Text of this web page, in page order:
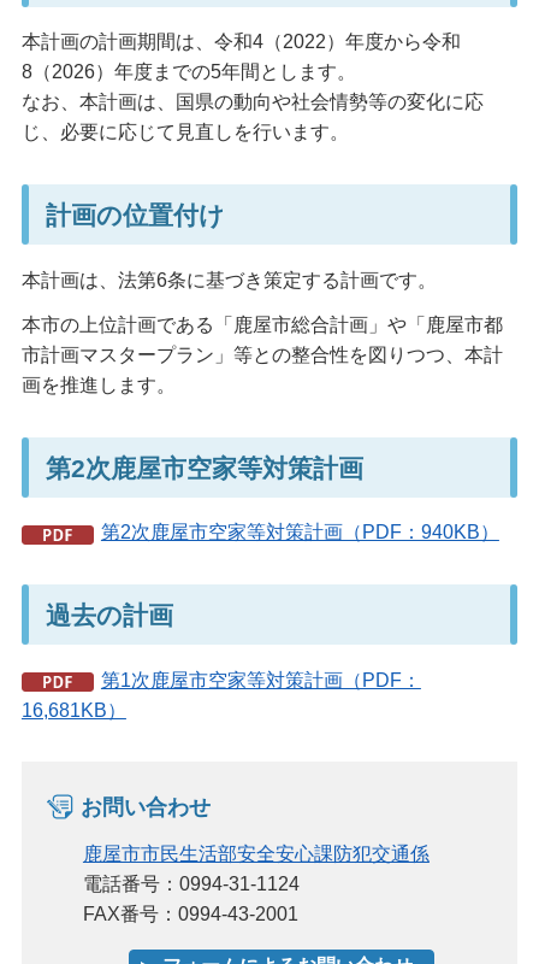
本計画の計画期間は、令和4（2022）年度から令和
8（2026）年度までの5年間とします。
なお、本計画は、国県の動向や社会情勢等の変化に応
じ、必要に応じて見直しを行います。
計画の位置付け
本計画は、法第6条に基づき策定する計画です。
本市の上位計画である「鹿屋市総合計画」や「鹿屋市都
市計画マスタープラン」等との整合性を図りつつ、本計
画を推進します。
第2次鹿屋市空家等対策計画
第2次鹿屋市空家等対策計画（PDF：940KB）
過去の計画
第1次鹿屋市空家等対策計画（PDF：
16,681KB）
お問い合わせ
鹿屋市市民生活部安全安心課防犯交通係
電話番号：0994-31-1124
FAX番号：0994-43-2001